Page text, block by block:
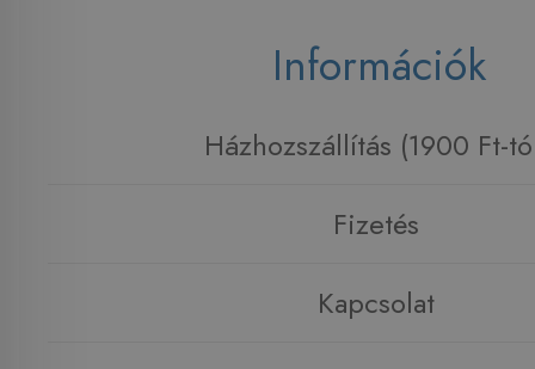
Információk
Házhozszállítás (1900 Ft-
Fizetés
Kapcsolat